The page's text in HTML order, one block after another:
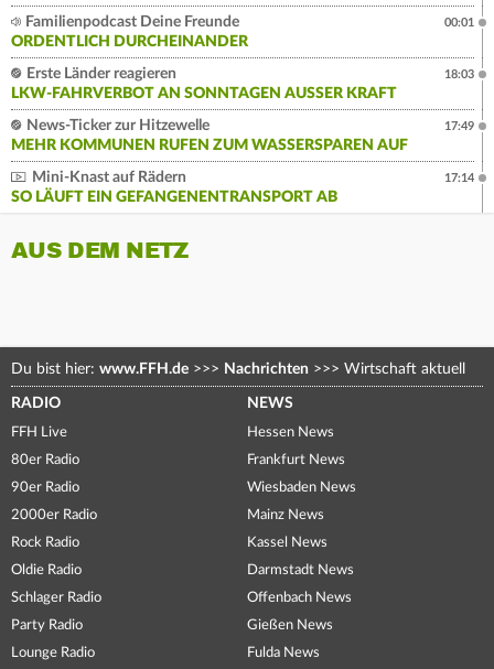
Familienpodcast Deine Freunde
ORDENTLICH DURCHEINANDER
00:01
Erste Länder reagieren
LKW-FAHRVERBOT AN SONNTAGEN AUSSER KRAFT
18:03
News-Ticker zur Hitzewelle
MEHR KOMMUNEN RUFEN ZUM WASSERSPAREN AUF
17:49
Mini-Knast auf Rädern
SO LÄUFT EIN GEFANGENENTRANSPORT AB
17:14
AUS DEM NETZ
Du bist hier: www.FFH.de >>> Nachrichten >>> Wirtschaft aktuell
RADIO
FFH Live
80er Radio
90er Radio
2000er Radio
Rock Radio
Oldie Radio
Schlager Radio
Party Radio
Lounge Radio
NEWS
Hessen News
Frankfurt News
Wiesbaden News
Mainz News
Kassel News
Darmstadt News
Offenbach News
Gießen News
Fulda News